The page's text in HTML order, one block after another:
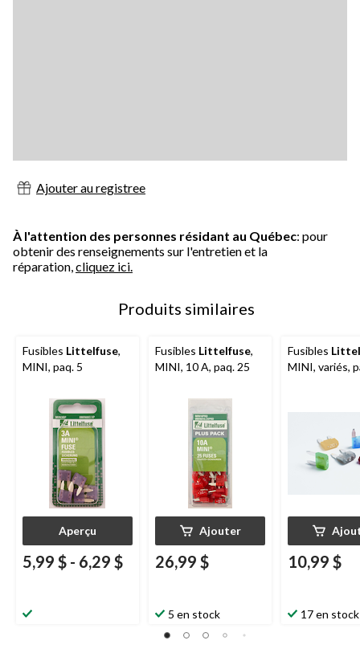
Ajouter au registree
À l'attention des personnes résidant au Québec: pour
obtenir des renseignements sur l'entretien et la
réparation,cliquez ici.
Produits similaires
Fusibles Littelfuse,
MINI, paq. 5
Aperçu
5,99 $ - 6,29 $
Fusibles Littelfuse,
MINI, 10 A, paq. 25
Ajouter
26,99 $
5 en stock
Fusibles
MINI, variés,
10,99 $
17 en stock